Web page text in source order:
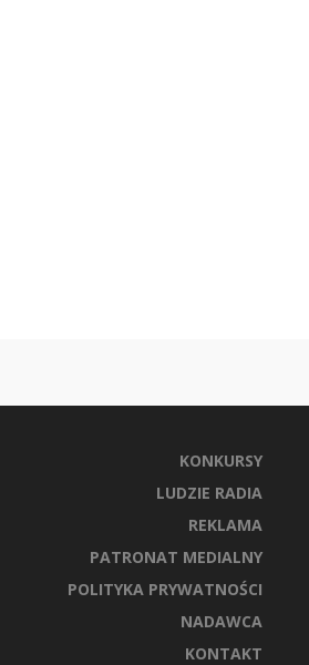
KONKURSY
LUDZIE RADIA
REKLAMA
PATRONAT MEDIALNY
POLITYKA PRYWATNOŚCI
NADAWCA
KONTAKT